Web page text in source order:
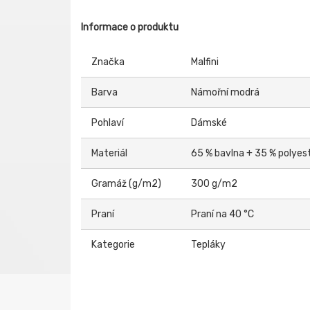
Informace o produktu
Značka Malfini
Barva Námořní modrá
Pohlaví Dámské
Materiál 65 % bavlna + 35 %
Gramáž (g/m2) 300 g/m2
Praní Praní na 40 °C
Kategorie Tepláky